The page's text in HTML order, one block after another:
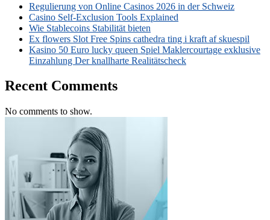
Regulierung von Online Casinos 2026 in der Schweiz
Casino Self-Exclusion Tools Explained
Wie Stablecoins Stabilität bieten
Ex flowers Slot Free Spins cathedra ting i kraft af skuespil
Kasino 50 Euro lucky queen Spiel Maklercourtage exklusive
Einzahlung Der knallharte Realitätscheck
Recent Comments
No comments to show.